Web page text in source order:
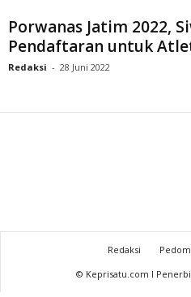
Porwanas Jatim 2022,
Pendaftaran untuk
Redaksi - 28 Juni 2022
Redaksi
© Keprisatu.com I